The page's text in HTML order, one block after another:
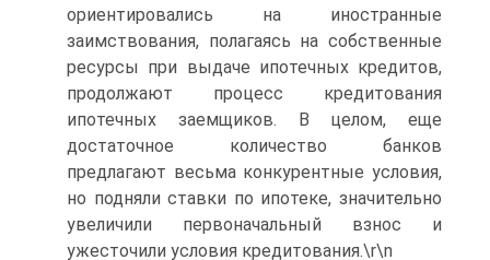
ориентировались на иностранные
заимствования, полагаясь на собственные
ресурсы при выдаче ипотечных кредитов,
продолжают процесс кредитования
ипотечных заемщиков. В целом, еще
достаточное количество банков
предлагают весьма конкурентные условия,
но подняли ставки по ипотеке, значительно
увеличили первоначальный взнос и
ужесточили условия кредитования.\r\n